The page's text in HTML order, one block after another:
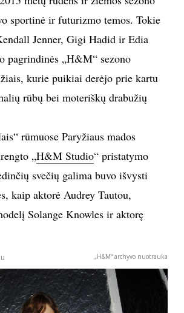
sportinė ir futurizmo temos. Tokie
Jenner, Gigi Hadid ir Edia
pagrindinės „H&M“ sezono
kurie puikiai derėjo prie kartu
rūbų bei moteriškų drabužių
rūmuose Paryžiaus mados
„H&M Studio“ pristatymo
svečių galima buvo išvysti
kaip aktorė Audrey Tautou,
Solange Knowles ir aktorę
„H&M“ archyvo nuotrauka